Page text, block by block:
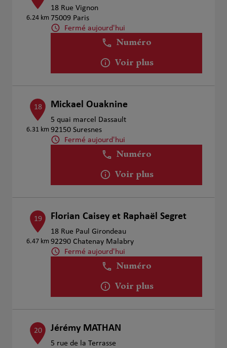
6.24 km
18 Rue Vignon
75009 Paris
Fermé aujourd'hui
Numéro
Voir plus
18
6.31 km
Mickael Ouaknine
5 quai marcel Dassault
92150 Suresnes
Fermé aujourd'hui
Numéro
Voir plus
19
6.47 km
Florian Caisey et Raphaël Segret
18 Rue Paul Girondeau
92290 Chatenay Malabry
Fermé aujourd'hui
Numéro
Voir plus
20 Jérémy MATHAN
5 rue de la Terrasse